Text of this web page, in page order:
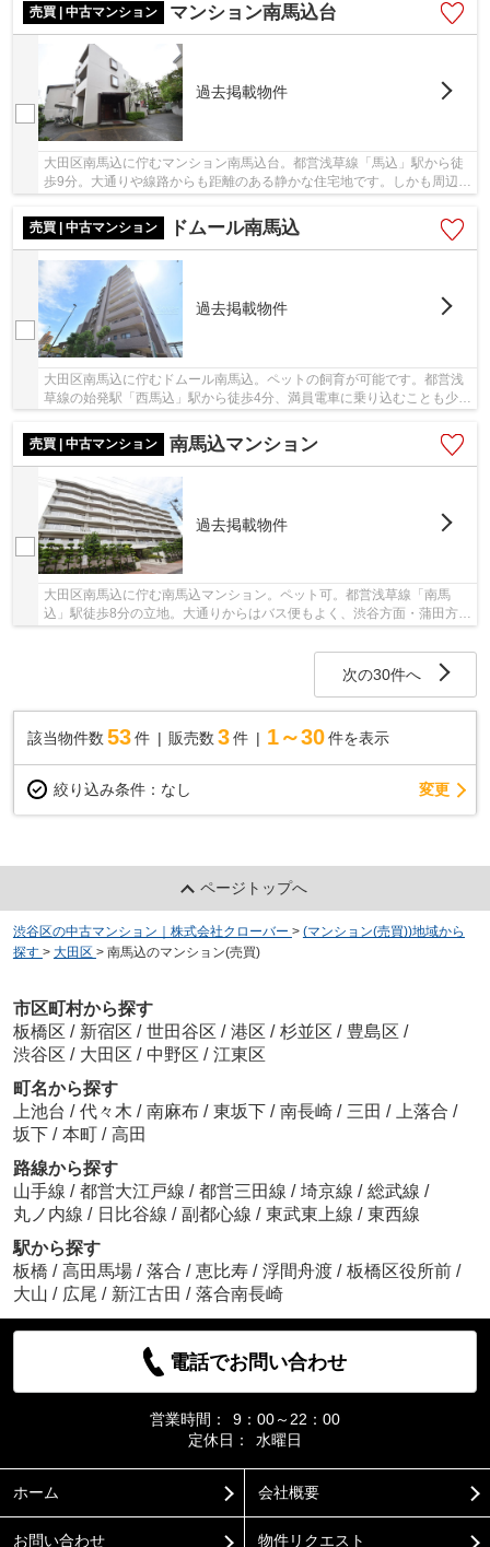
売買 | 中古マンション
マンション南馬込台
過去掲載物件
大田区南馬込に佇むマンション南馬込台。都営浅草線「馬込」駅から徒
歩9分。大通りや線路からも距離のある静かな住宅地です。しかも周辺に
は公園も複数あります。1984年築の建物は鉄筋...
売買 | 中古マンション
ドムール南馬込
過去掲載物件
大田区南馬込に佇むドムール南馬込。ペットの飼育が可能です。都営浅
草線の始発駅「西馬込」駅から徒歩4分、満員電車に乗り込むことも少な
売買 | 中古マンション
南馬込マンション
過去掲載物件
大田区南馬込に佇む南馬込マンション。ペット可。都営浅草線「南馬
込」駅徒歩8分の立地。大通りからはバス便もよく、渋谷方面・蒲田方面
次の30件へ
該当物件数 53件 販売数 3 件 1～30 件を表示
絞り込み条件： なし 変更
ページトップへ
渋谷区の中古マンション｜株式会社クローバー > (マンション(売買))地域から
探す > 大田区 > 南馬込のマンション(売買)
市区町村から探す
板橋区 / 新宿区 / 世田谷区 / 港区 / 杉並区 / 豊島区 /
渋谷区 / 大田区 / 中野区 / 江東区
町名から探す
上池台 / 代々木 / 南麻布 / 東坂下 / 南長崎 / 三田 / 上落合 /
坂下 / 本町 / 高田
路線から探す
山手線 / 都営大江戸線 / 都営三田線 / 埼京線 / 総武線 /
丸ノ内線 / 日比谷線 / 副都心線 / 東武東上線 / 東西線
駅から探す
板橋 / 高田馬場 / 落合 / 恵比寿 / 浮間舟渡 / 板橋区役所前 /
大山 / 広尾 / 新江古田 / 落合南長崎
電話でお問い合わせ
営業時間：
9：00～22：00
定休日：
水曜日
ホーム 会社概要
お問い合わせ 物件リクエスト